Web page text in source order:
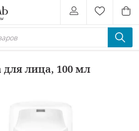
лица, 100 мл